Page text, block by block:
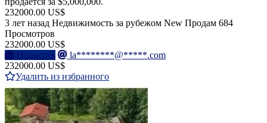
232000.00 US$
3 лет назад Недвижимость за рубежом New Продам 684
Просмотров
232000.00 US$
Написать
la********@*****.com
232000.00 US$
Удалить из избранного